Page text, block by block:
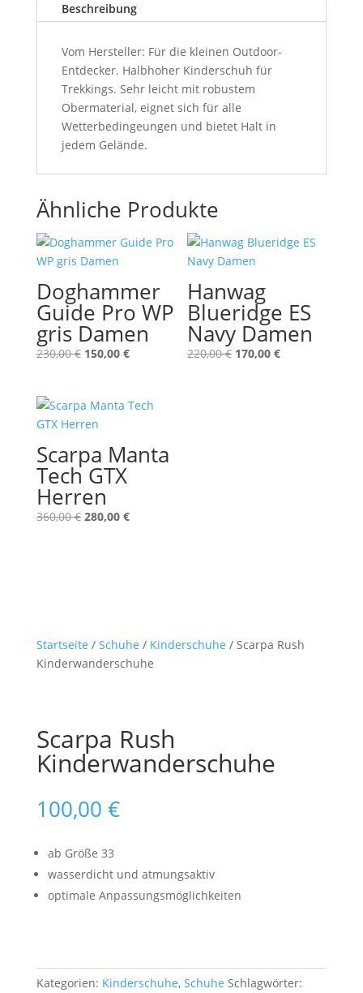
Beschreibung
Vom Hersteller: Für die kleinen Outdoor-
Entdecker. Halbhoher Kinderschuh für
Trekkings. Sehr leicht mit robustem
Obermaterial, eignet sich für alle
Wetterbedingeungen und bietet Halt in
jedem Gelände.
Ähnliche Produkte
Doghammer
Guide Pro WP
gris Damen
230,00€ Ursprünglicher
230,00 €
150,00 €Aktueller
150,00 €.
Hanwag
Blueridge ES
Navy Damen
220,00€ Ursprünglicher
170,00€Aktueller
Scarpa Manta
Tech GTX
Herren
360,00€ Ursprünglicher
280,00 €Aktueller
Startseite / Schuhe / Kinderschuhe / Scarpa Rush
Kinderwanderschuhe
Scarpa Rush
Kinderwanderschuhe
100,00 €
ab Größe 33
wasserdicht und atmungsaktiv
optimale Anpassungsmöglichkeiten
Kategorien: Kinderschuhe, Schuhe Schlagwörter: